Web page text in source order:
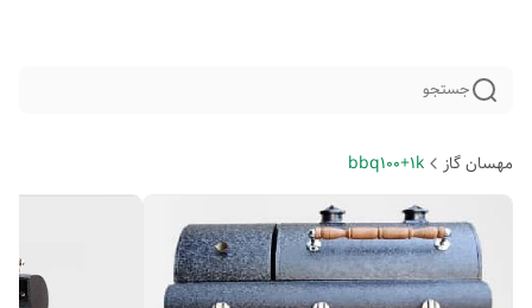
جستجو
مهسان گاز bbq100+1k